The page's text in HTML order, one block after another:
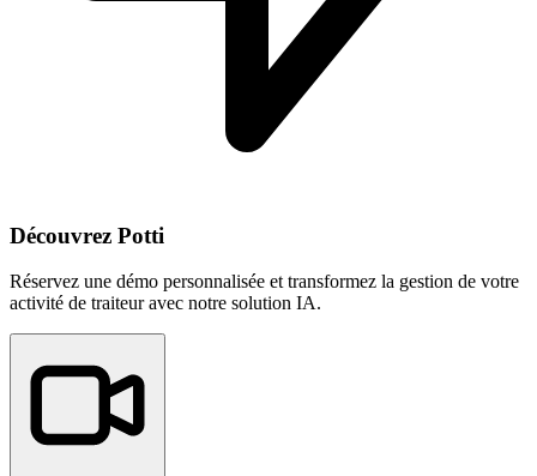
Découvrez Potti
Réservez une démo personnalisée et transformez la gestion de votre
activité de traiteur avec notre solution IA.